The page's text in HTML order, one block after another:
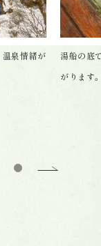
泉情緒が
湯船の底
がります